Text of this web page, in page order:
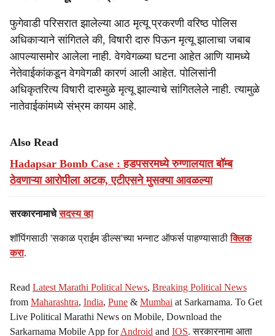
फुगेवाडी परिसरात झालेल्या आठ मृत्यू प्रकरणी वरिष्ठ पोलिस
अधिकाऱ्याने सांगितले की, विषारी दारु पिऊन मृत्यू झालाचा जबाब
आपल्यासमोर आलेला नाही. वेगवेगळ्या घटना आहेत आणि यामध्ये
नेतेवाईकांकडून वेगवेगळी कारणं आली आहेत. पोलिसांनी
अधिकृतरित्य विषारी दारुमुळे मृत्यू झाल्याचे सांगितलेले नाही. त्यामुळे
नातेवाईकांमध्ये संभ्रम कायम आहे.
Also Read
Hadapsar Bomb Case : हडपसरमध्ये रुग्णालयात बॉम्ब
ठेवणाऱ्या आरोपीला अटक, एटीएसने मुसक्या आवळल्या
सरकारनामाचेसदस्य व्हा
शॉपिंगसाठी 'सकाळ प्राईम डील्स'च्या भन्नाट ऑफर्स पाहण्यासाठीक्लिक
करा.
Read Latest Marathi Political News, Breaking Political News
from Maharashtra, India, Pune & Mumbai at Sarkarnama. To Get
Live Political Marathi News on Mobile, Download the
Sarkarnama Mobile App forAndroid and IOS. सरकारनामा आता